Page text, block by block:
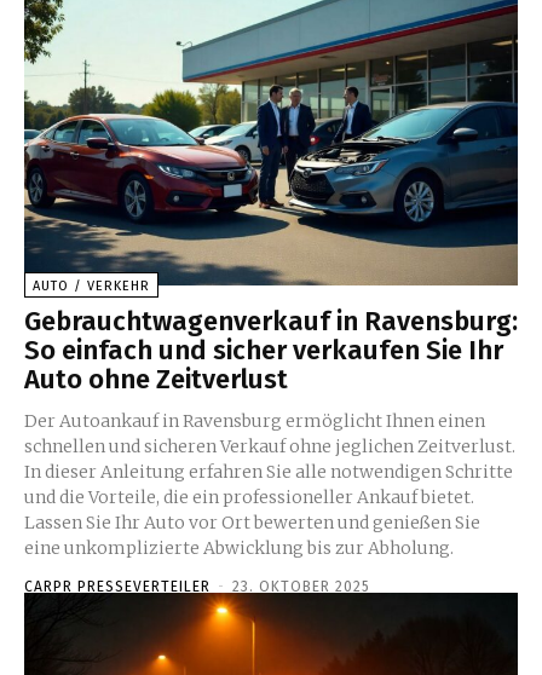
AUTO / VERKEHR
Gebrauchtwagenverkauf in Ravensburg:
So einfach und sicher verkaufen Sie Ihr
Auto ohne Zeitverlust
Der Autoankauf in Ravensburg ermöglicht Ihnen einen
schnellen und sicheren Verkauf ohne jeglichen Zeitverlust.
In dieser Anleitung erfahren Sie alle notwendigen Schritte
und die Vorteile, die ein professioneller Ankauf bietet.
Lassen Sie Ihr Auto vor Ort bewerten und genießen Sie
eine unkomplizierte Abwicklung bis zur Abholung.
CARPR PRESSEVERTEILER - 23. OKTOBER 2025